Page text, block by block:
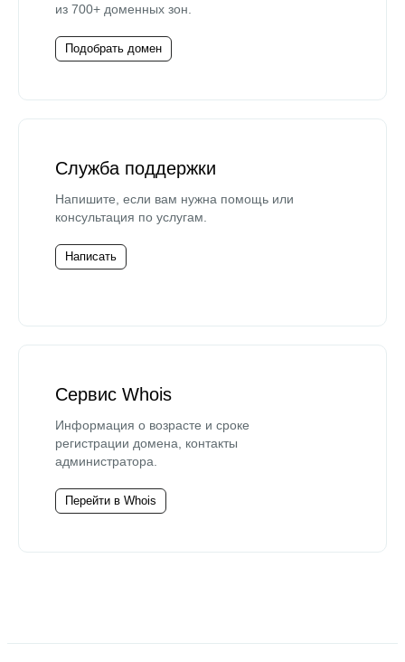
из 700+ доменных зон.
Подобрать домен
Служба поддержки
Напишите, если вам нужна помощь или
консультация по услугам.
Написать
Сервис Whois
Информация о возрасте и сроке
регистрации домена, контакты
администратора.
Перейти в Whois